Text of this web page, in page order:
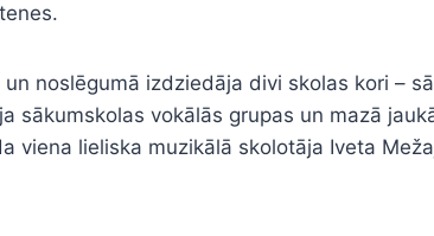
noslēgumā izdziedāja divi skolas kori –
sākumskolas vokālās grupas un mazā
viena lieliska muzikālā skolotāja Iveta